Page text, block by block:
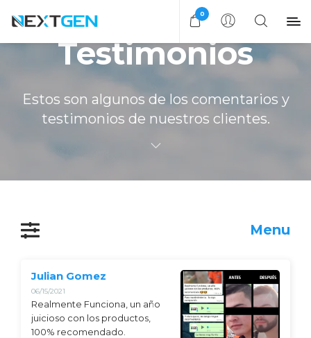
0
Testimonios
Estos son algunos de los comentarios y
testimonios de nuestros clientes.
Menu
Julian Gomez
06/15/2021
Realmente Funciona, un año
juicioso con los productos,
100% recomendado.